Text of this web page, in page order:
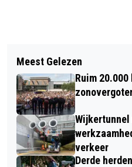
EEN SNEEUWVLOK
CENTIMETER?
VOLGENS HET
WORLD RECORDS
BOSW8ER IN DE
10: NAAR HET
Meest Gelezen
Ruim
Wijkertunnel
verkeer
Derde